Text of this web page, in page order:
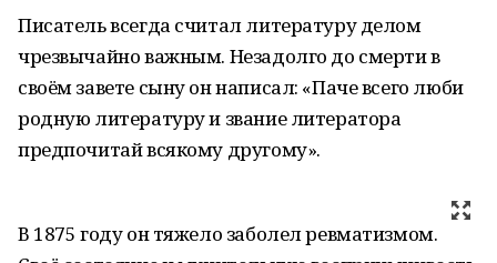
Писатель всегда считал литературу делом
чрезвычайно важным. Незадолго до смерти в
своём завете сыну он написал: «Паче всего люби
родную литературу и звание литератора
предпочитай всякому другому».
В 1875 году он тяжело заболел ревматизмом.